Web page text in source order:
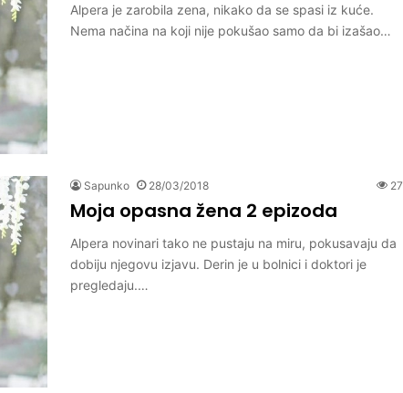
Alpera je zarobila zena, nikako da se spasi iz kuće.
Nema načina na koji nije pokušao samo da bi izašao…
Sapunko 28/03/2018 27
Moja opasna žena 2 epizoda
Alpera novinari tako ne pustaju na miru, pokusavaju da
dobiju njegovu izjavu. Derin je u bolnici i doktori je
pregledaju.…